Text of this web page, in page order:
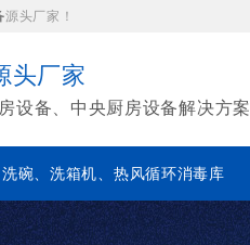
源头厂家！
头厂家
设备、中央厨房设备解决方案
洗碗、洗箱机、热风循环消毒库